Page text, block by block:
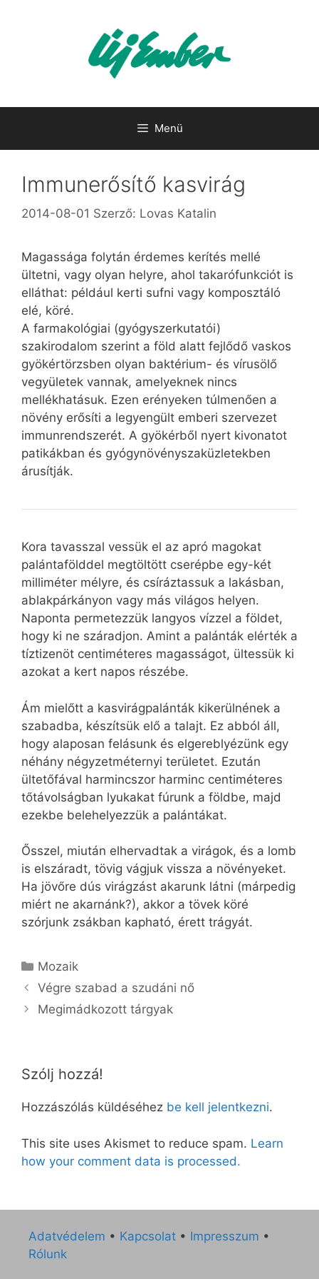
Menü
Immunerősítő kasvirág
2014-08-01 Szerző: Lovas Katalin
Magassága folytán érdemes kerítés mellé
ültetni, vagy olyan helyre, ahol takarófunkciót is
elláthat: például kerti sufni vagy komposztáló
elé, köré.
A farmakológiai (gyógyszerkutatói)
szakirodalom szerint a föld alatt fejlődő vaskos
gyökértörzsben olyan baktérium- és vírusölő
vegyületek vannak, amelyeknek nincs
mellékhatásuk. Ezen erényeken túlmenően a
növény erősíti a legyengült emberi szervezet
immunrendszerét. A gyökérből nyert kivonatot
patikákban és gyógynövényszaküzletekben
árusítják.
Kora tavasszal vessük el az apró magokat
palántafölddel megtöltött cserépbe egy-két
milliméter mélyre, és csíráztassuk a lakásban,
ablakpárkányon vagy más világos helyen.
Naponta permetezzük langyos vízzel a földet,
hogy ki ne száradjon. Amint a palánták elérték a
tíztizenöt centiméteres magasságot, ültessük ki
azokat a kert napos részébe.
Ám mielőtt a kasvirágpalánták kikerülnének a
szabadba, készítsük elő a talajt. Ez abból áll,
hogy alaposan felásunk és elgereblyézünk egy
néhány négyzetméternyi területet. Ezután
ültetőfával harmincszor harminc centiméteres
tőtávolságban lyukakat fúrunk a földbe, majd
ezekbe belehelyezzük a palántákat.
Ősszel, miután elhervadtak a virágok, és a lomb
is elszáradt, tövig vágjuk vissza a növényeket.
Ha jövőre dús virágzást akarunk látni (márpedig
miért ne akarnánk?), akkor a tövek köré
szórjunk zsákban kapható, érett trágyát.
Kategória
Mozaik
Végre szabad a szudáni nő
Megimádkozott tárgyak
Szólj hozzá!
Hozzászólás küldéséhez be kell jelentkezni.
This site uses Akismet to reduce spam. Learn
how your comment data is processed.
Adatvédelem • Kapcsolat • Impresszum •
Rólunk